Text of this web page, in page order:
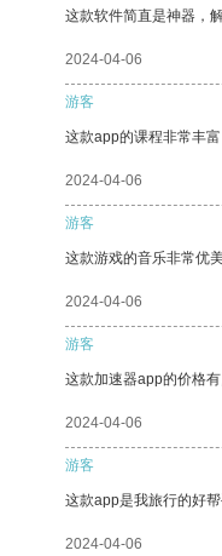
这款软件简直是神器，
2024-04-06
游客
这款app的课程非常丰
2024-04-06
游客
这款游戏的音乐非常优
2024-04-06
游客
这款加速器app的价格
2024-04-06
游客
这款app是我旅行的好
2024-04-06